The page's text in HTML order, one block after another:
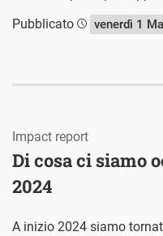
Pubblicato
venerdì 1
Di cosa ci siamo
2024
Impact report
A inizio 2024 siamo